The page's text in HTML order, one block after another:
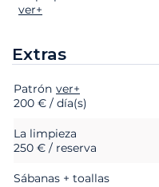
ver+
Extras
Extras Estado
Patrón ver+
200 € / día(s)
La limpieza
250 € / reserva
Sábanas + toallas